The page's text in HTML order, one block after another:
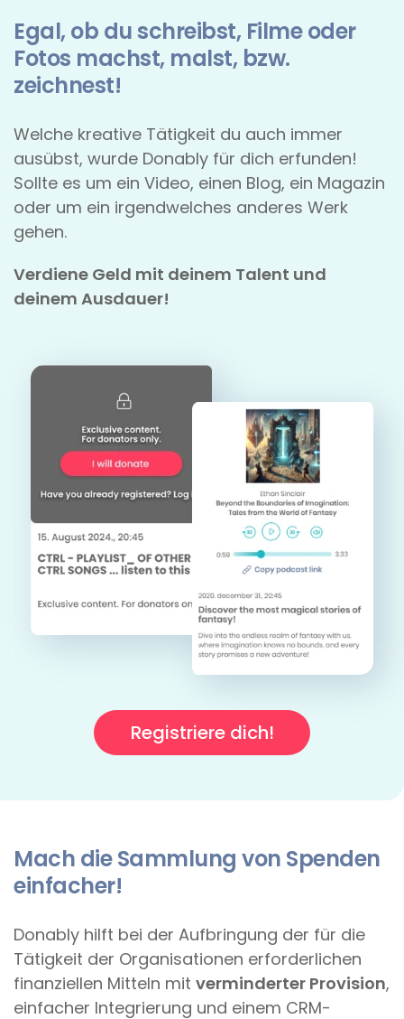
Registriere dich!
Egal, ob du schreibst, Filme oder
Fotos machst, malst, bzw.
zeichnest!
Welche kreative Tätigkeit du auch immer
ausübst, wurde Donably für dich erfunden!
Sollte es um ein Video, einen Blog, ein Magazin
oder um ein irgendwelches anderes Werk
gehen.
Verdiene Geld mit deinem Talent und
deinem Ausdauer!
Mach die Sammlung von Spenden
einfacher!
Donably hilft bei der Aufbringung der für die
Tätigkeit der Organisationen erforderlichen
finanziellen Mitteln mit verminderter Provision,
einfacher Integrierung und einem CRM-